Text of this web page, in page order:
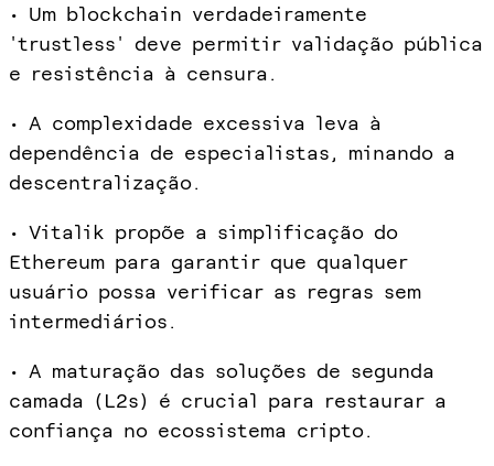
• Um blockchain verdadeiramente
'trustless' deve permitir validação pública
e resistência à censura.
• A complexidade excessiva leva à
dependência de especialistas, minando a
descentralização.
• Vitalik propõe a simplificação do
Ethereum para garantir que qualquer
usuário possa verificar as regras sem
intermediários.
• A maturação das soluções de segunda
camada (L2s) é crucial para restaurar a
confiança no ecossistema cripto.